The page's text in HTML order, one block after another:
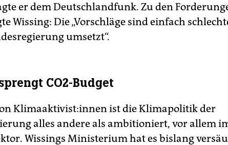
er dem Deutschlandfunk. Zu den
Wissing: Die „Vorschläge sind einfach
umsetzt“.
CO2-Budget
Kli­ma­ak­ti­vis­t:in­nen ist die Klimapolitik der
alles andere als ambitioniert, vor allem
Wissings Ministerium hat es bislang